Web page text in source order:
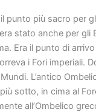
punto più sacro per
stato anche per gli
Era il punto di
i Fori imperiali.
L’antico
sotto, in cima al
all’Ombelico